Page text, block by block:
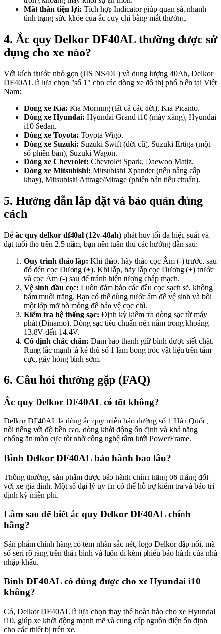
Mắt thần tiện lợi: Tích hợp Indicator giúp quan sát nhanh
tình trạng sức khỏe của ắc quy chỉ bằng mắt thường.
4. Ắc quy Delkor DF40AL thường được sử
dụng cho xe nào?
Với kích thước nhỏ gọn (JIS NS40L) và dung lượng 40Ah, Delkor
DF40AL là lựa chọn "số 1" cho các dòng xe đô thị phổ biến tại Việt
Nam:
Dòng xe Kia: Kia Morning (tất cả các đời), Kia Picanto.
Dòng xe Hyundai: Hyundai Grand i10 (máy xăng), Hyundai
i10 Sedan.
Dòng xe Toyota: Toyota Wigo.
Dòng xe Suzuki: Suzuki Swift (đời cũ), Suzuki Ertiga (một
số phiên bản), Suzuki Wagon.
Dòng xe Chevrolet: Chevrolet Spark, Daewoo Matiz.
Dòng xe Mitsubishi: Mitsubishi Xpander (nếu nâng cấp
khay), Mitsubishi Attrage/Mirage (phiên bản tiêu chuẩn).
5. Hướng dẫn lắp đặt và bảo quản đúng
cách
Để ắc quy delkor df40al (12v-40ah) phát huy tối đa hiệu suất và
đạt tuổi thọ trên 2.5 năm, bạn nên tuân thủ các hướng dẫn sau:
Quy trình tháo lắp: Khi tháo, hãy tháo cọc Âm (-) trước, sau
đó đến cọc Dương (+). Khi lắp, hãy lắp cọc Dương (+) trước
và cọc Âm (-) sau để tránh hiện tượng chập mạch.
Vệ sinh đầu cọc: Luôn đảm bảo các đầu cọc sạch sẽ, không
bám muối trắng. Bạn có thể dùng nước ấm để vệ sinh và bôi
một lớp mỡ bò mỏng để bảo vệ cọc chì.
Kiểm tra hệ thống sạc: Định kỳ kiểm tra dòng sạc từ máy
phát (Dinamo). Dòng sạc tiêu chuẩn nên nằm trong khoảng
13.8V đến 14.4V.
Cố định chắc chắn: Đảm bảo thanh giữ bình được siết chặt.
Rung lắc mạnh là kẻ thù số 1 làm bong tróc vật liệu trên tấm
cực, gây hỏng bình sớm.
6. Câu hỏi thường gặp (FAQ)
Ắc quy Delkor DF40AL có tốt không?
Delkor DF40AL là dòng ắc quy miễn bảo dưỡng số 1 Hàn Quốc,
nổi tiếng với độ bền cao, dòng khởi động ổn định và khả năng
chống ăn mòn cực tốt nhờ công nghệ tấm lưới PowerFrame.
Bình Delkor DF40AL bảo hành bao lâu?
Thông thường, sản phẩm được bảo hành chính hãng 06 tháng đối
với xe gia đình. Một số đại lý uy tín có thể hỗ trợ kiểm tra và bảo trì
định kỳ miễn phí.
Làm sao để biết ắc quy Delkor DF40AL chính
hãng?
Sản phẩm chính hãng có tem nhãn sắc nét, logo Delkor dập nổi, mã
số seri rõ ràng trên thân bình và luôn đi kèm phiếu bảo hành của nhà
nhập khẩu.
Bình DF40AL có dùng được cho xe Hyundai i10
không?
Có, Delkor DF40AL là lựa chọn thay thế hoàn hảo cho xe Hyundai
i10, giúp xe khởi động mạnh mẽ và cung cấp nguồn điện ổn định
cho các thiết bị trên xe.